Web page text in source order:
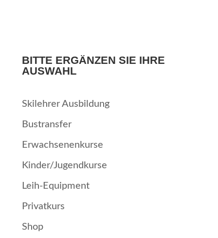
BITTE ERGÄNZEN SIE IHRE
AUSWAHL
Skilehrer Ausbildung
Bustransfer
Erwachsenenkurse
Kinder/Jugendkurse
Leih-Equipment
Privatkurs
Shop